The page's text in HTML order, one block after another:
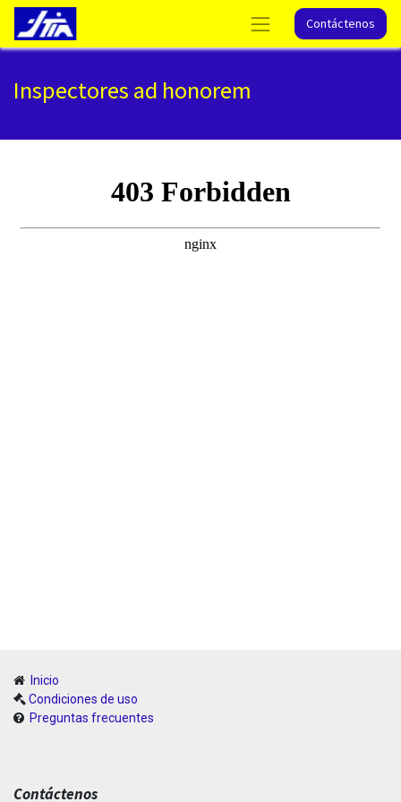
Contáctenos
Inspectores ad honorem
Inicio
Condiciones de uso
Preguntas frecuentes
Contáctenos